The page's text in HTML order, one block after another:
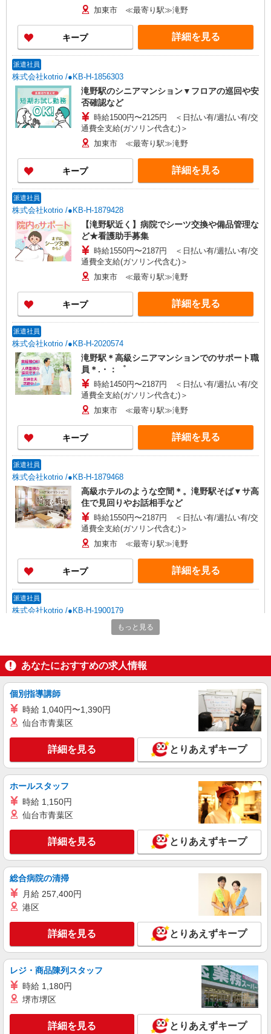
加東市 ≪最寄り駅≫滝野
キープ 詳細を見る
派遣社員
株式会社kotrio /●KB-H-1856303
滝野駅のシニアマンション▼フロアの巡回や安
否確認など
時給1500円〜2125円 ＜日払い有/週払い有/交
通費全支給(ガソリン代含む)＞
加東市 ≪最寄り駅≫滝野
キープ 詳細を見る
派遣社員
株式会社kotrio /●KB-H-1879428
【滝野駅近く】病院でシーツ交換や備品管理な
ど★看護助手募集
時給1550円〜2187円 ＜日払い有/週払い有/交
通費全支給(ガソリン代含む)＞
加東市 ≪最寄り駅≫滝野
キープ 詳細を見る
派遣社員
株式会社kotrio /●KB-H-2020574
滝野駅＊高級シニアマンションでのサポート職
員＊.・：゜
時給1450円〜2187円 ＜日払い有/週払い有/交
通費全支給(ガソリン代含む)＞
加東市 ≪最寄り駅≫滝野
キープ 詳細を見る
派遣社員
株式会社kotrio /●KB-H-1879468
高級ホテルのような空間＊。滝野駅そば▼サ高
住で見回りやお話相手など
時給1550円〜2187円 ＜日払い有/週払い有/交
通費全支給(ガソリン代含む)＞
加東市 ≪最寄り駅≫滝野
キープ 詳細を見る
派遣社員
株式会社kotrio /●KB-H-1900179
＜滝野＞サ高住スタッフ＊教育体制充実◎30
代・40代活躍中
通費全支給(ガソリン代含む)＞
加東市 ≪最寄り駅≫滝野
キープ 詳細を見る
株式会社kotrio /●KB-H-1900223
＜滝野＞デイサービスSTAFF＊16時退社も
OK！子育て世代活躍中
時給1450円〜2187円 ＜日払い有/週払い有/交
キープ 詳細を見る
株式会社kotrio /●KB-H-1856387
滝野駅＊高級シニアマンションでのサポート職
時給1500円〜2125円 ＜日払い有/週払い有/交
通費全支給(ガソリン代含む)＞
加東市 ≪最寄り駅≫滝野
キープ 詳細を見る
派遣社員
滝野駅★時給1400円〜！デイSTAFF♪未経験歓
もっと見る
あなたにおすすめの求人情報
個別指導講師
時給 1,040円〜1,390円
仙台市青葉区
詳細を見る とりあえずキープ
ホールスタッフ
時給 1,150円
仙台市青葉区
詳細を見る とりあえずキープ
総合病院の清掃
月給 257,400円
港区
詳細を見る とりあえずキープ
レジ・商品陳列スタッフ
時給 1,180円
堺市堺区
詳細を見る とりあえずキープ